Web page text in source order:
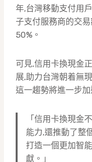
年,台灣移動支付用
子支付服務商的交
50%。
可見,信用卡換現金
展,助力台灣朝着無
這一趨勢將進一步
「信用卡換現金
能力,還推動了整
打造一個更加智
獻。」